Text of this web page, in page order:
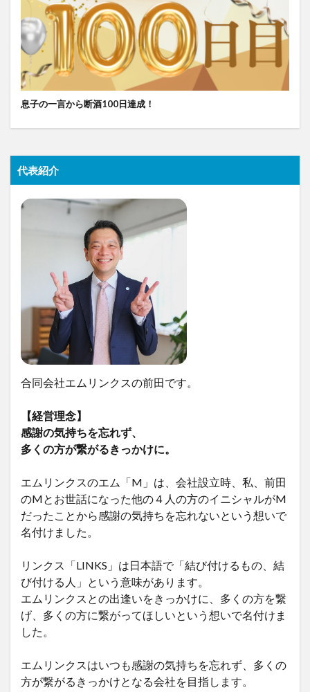
息子の一言から断酒100日達成！
代表紹介
合同会社エムリンクスの前田です。
【経営理念】
感謝の気持ちを忘れず、
多くの方が繋がるきっかけに。
エムリンクスのエム「M」は、会社設立時、私、前田
のMとお世話になった他の４人の方のイニシャルがM
だったことから感謝の気持ちを忘れないという想いで
名付けました。
リンクス「LINKS」は日本語で「結び付けるもの、結
び付ける人」という意味があります。
エムリンクスとの出逢いをきっかけに、多くの方を繋
げ、多くの方に繋がってほしいという想いで名付けま
した。
エムリンクスはいつも感謝の気持ちを忘れず、多くの
方が繋がるきっかけとなる会社を目指します。